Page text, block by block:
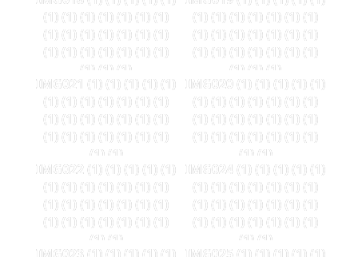
(1) (1) (1) (1) (1) (1) (1)
(1) (1) (1) (1) (1) (1) (1)
(1) (1) (1) (1) (1) (1) (1)
(1) (1) (1)
(1) (1) (1) (1) (1) (1) (1)
(1) (1) (1) (1) (1) (1) (1)
(1) (1) (1) (1) (1) (1) (1)
(1) (1) (1)
IMG021 (1) (1) (1) (1) (1)
(1) (1) (1) (1) (1) (1) (1)
(1) (1) (1) (1) (1) (1) (1)
(1) (1) (1) (1) (1) (1) (1)
(1) (1)
IMG020 (1) (1) (1) (1) (1)
(1) (1) (1) (1) (1) (1) (1)
(1) (1) (1) (1) (1) (1) (1)
(1) (1) (1) (1) (1) (1) (1)
(1) (1)
IMG022 (1) (1) (1) (1) (1)
(1) (1) (1) (1) (1) (1) (1)
(1) (1) (1) (1) (1) (1) (1)
(1) (1) (1) (1) (1) (1) (1)
(1) (1)
IMG024 (1) (1) (1) (1) (1)
(1) (1) (1) (1) (1) (1) (1)
(1) (1) (1) (1) (1) (1) (1)
(1) (1) (1) (1) (1) (1) (1)
(1) (1)